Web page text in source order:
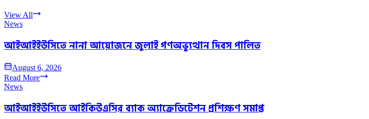
View All
News
আইআইইউসিতে নানা আয়োজনে জুলাই গণঅভ্যুত্থান দিবস পালিত
August 6, 2026
Read More
News
আইআইইউসিতে আইকিউএসির ব্যাক অ্যাক্রেডিটেশন প্রশিক্ষণ সমাপ্ত